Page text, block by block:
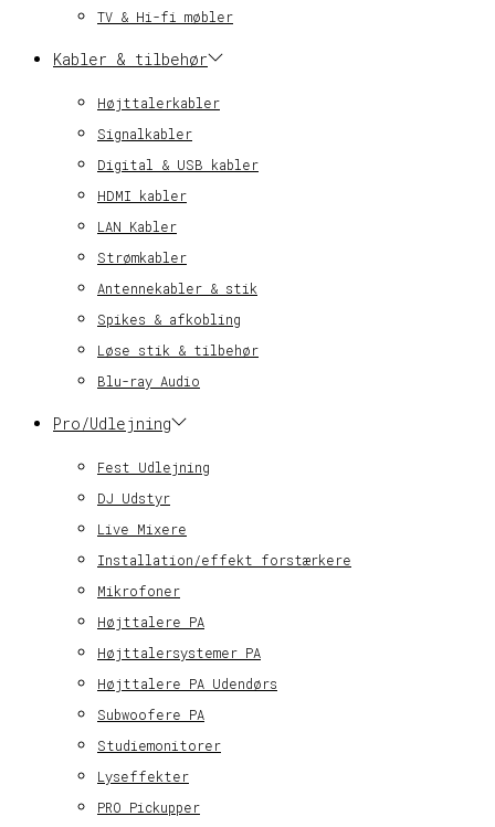
TV & Hi-fi møbler
Kabler & tilbehør
Højttalerkabler
Signalkabler
Digital & USB kabler
HDMI kabler
LAN Kabler
Strømkabler
Antennekabler & stik
Spikes & afkobling
Løse stik & tilbehør
Blu-ray Audio
Pro/Udlejning
Fest Udlejning
DJ Udstyr
Live Mixere
Installation/effekt forstærkere
Mikrofoner
Højttalere PA
Højttalersystemer PA
Højttalere PA Udendørs
Subwoofere PA
Studiemonitorer
Lyseffekter
PRO Pickupper